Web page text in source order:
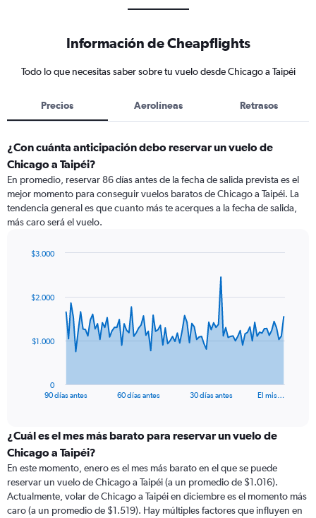
Información de Cheapflights
Todo lo que necesitas saber sobre tu vuelo desde Chicago a Taipéi
Precios Aerolíneas Retrasos
¿Con cuánta anticipación debo reservar un vuelo de
Chicago a Taipéi?
En promedio, reservar 86 días antes de la fecha de salida prevista es el
mejor momento para conseguir vuelos baratos de Chicago a Taipéi. La
tendencia general es que cuanto más te acerques a la fecha de salida,
más caro será el vuelo.
data
The
categories.
Range:
categories.
The
chart
has
90 días antes 60 días antes 30 días antes El mis…
0
$1.000
$2.000
$3.000
¿Cuál es el mes más barato para reservar un vuelo de
Chicago a Taipéi?
En este momento, enero es el mes más barato en el que se puede
reservar un vuelo de Chicago a Taipéi (a un promedio de $1.016).
Actualmente, volar de Chicago a Taipéi en diciembre es el momento más
caro (a un promedio de $1.519). Hay múltiples factores que influyen en